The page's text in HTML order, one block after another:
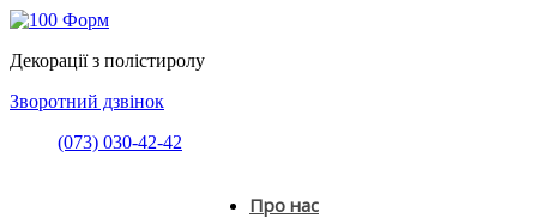
Декорації з полістиролу
Зворотний дзвінок
(073) 030-42-42
Про нас